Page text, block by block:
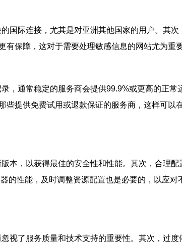
国际连接，尤其是对亚洲其他国家的用户。其次
保障，这对于需要处理敏感信息的网站尤为重要
，通常稳定的服务商会提供99.9%或更高的正常
提供免费试用或退款保证的服务商，这样可以
本，以获得最佳的安全性和性能。其次，合理配
的性能，及时调整资源配置也是必要的，以应对
视了服务质量和技术支持的重要性。其次，过度